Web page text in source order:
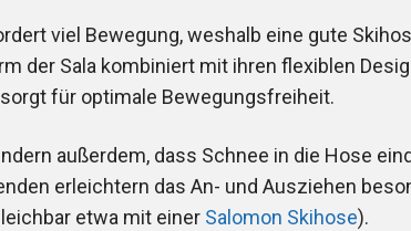
viel Bewegung, weshalb eine gute
der Sala kombiniert mit ihren flexiblen
für optimale Bewegungsfreiheit.
außerdem, dass Schnee in die Hose
erleichtern das An- und Ausziehen
etwa mit einer Salomon Skihose).